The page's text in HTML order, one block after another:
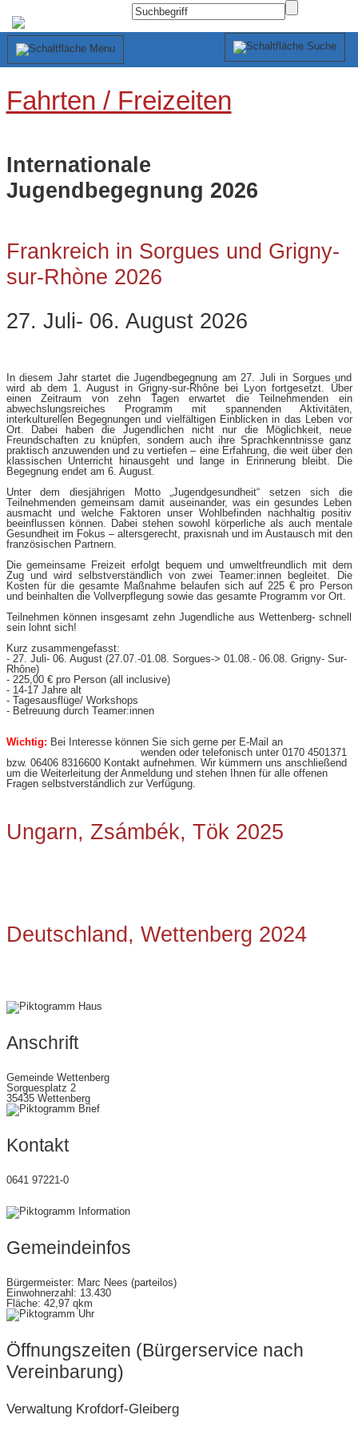
Fahrten / Freizeiten
Internationale
Jugendbegegnung 2026
Frankreich in Sorgues und Grigny-
sur-Rhòne 2026
27. Juli- 06. August 2026
In diesem Jahr startet die Jugendbegegnung am 27. Juli in Sorgues und
wird ab dem 1. August in Grigny-sur-Rhône bei Lyon fortgesetzt. Über
einen Zeitraum von zehn Tagen erwartet die Teilnehmenden ein
abwechslungsreiches Programm mit spannenden Aktivitäten,
interkulturellen Begegnungen und vielfältigen Einblicken in das Leben vor
Ort. Dabei haben die Jugendlichen nicht nur die Möglichkeit, neue
Freundschaften zu knüpfen, sondern auch ihre Sprachkenntnisse ganz
praktisch anzuwenden und zu vertiefen – eine Erfahrung, die weit über den
klassischen Unterricht hinausgeht und lange in Erinnerung bleibt. Die
Begegnung endet am 6. August.
Unter dem diesjährigen Motto „Jugendgesundheit“ setzen sich die
Teilnehmenden gemeinsam damit auseinander, was ein gesundes Leben
ausmacht und welche Faktoren unser Wohlbefinden nachhaltig positiv
beeinflussen können. Dabei stehen sowohl körperliche als auch mentale
Gesundheit im Fokus – altersgerecht, praxisnah und im Austausch mit den
französischen Partnern.
Die gemeinsame Freizeit erfolgt bequem und umweltfreundlich mit dem
Zug und wird selbstverständlich von zwei Teamer:innen begleitet. Die
Kosten für die gesamte Maßnahme belaufen sich auf 225 € pro Person
und beinhalten die Vollverpflegung sowie das gesamte Programm vor Ort.
Teilnehmen können insgesamt zehn Jugendliche aus Wettenberg- schnell
sein lohnt sich!
Kurz zusammengefasst:
- 27. Juli- 06. August (27.07.-01.08. Sorgues-> 01.08.- 06.08. Grigny- Sur-
Rhône)
- 225,00 € pro Person (all inclusive)
- 14-17 Jahre alt
- Tagesausflüge/ Workshops
- Betreuung durch Teamer:innen
Wichtig: Bei Interesse können Sie sich gerne per E-Mail an
wenden oder telefonisch unter 0170 4501371
bzw. 06406 8316600 Kontakt aufnehmen. Wir kümmern uns anschließend
um die Weiterleitung der Anmeldung und stehen Ihnen für alle offenen
Fragen selbstverständlich zur Verfügung.
Ungarn, Zsámbék, Tök 2025
Deutschland, Wettenberg 2024
Anschrift
Gemeinde Wettenberg
Sorguesplatz 2
35435 Wettenberg
Kontakt
0641 97221-0
Gemeindeinfos
Bürgermeister: Marc Nees (parteilos)
Einwohnerzahl: 13.430
Fläche: 42,97 qkm
Öffnungszeiten (Bürgerservice nach
Vereinbarung)
Verwaltung Krofdorf-Gleiberg